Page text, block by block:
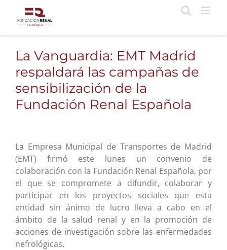
contenido
La Vanguardia: EMT Madrid
respaldará las campañas de
sensibilización de la
Fundación Renal Española
La Empresa Municipal de Transportes de Madrid
(EMT) firmó este lunes un convenio de
colaboración con la Fundación Renal Española, por
el que se compromete a difundir, colaborar y
participar en los proyectos sociales que esta
entidad sin ánimo de lucro lleva a cabo en el
ámbito de la salud renal y en la promoción de
acciones de investigación sobre las enfermedades
nefrológicas.